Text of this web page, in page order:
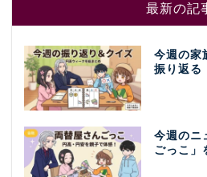
最新の記
今週の家
振り返る
今週のニ
ごっこ」